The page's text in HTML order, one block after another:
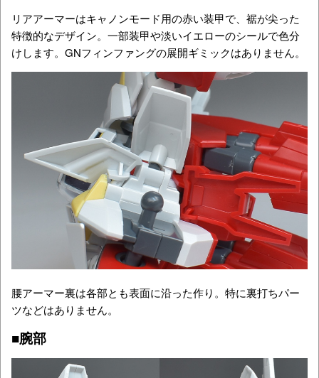
リアアーマーはキャノンモード用の赤い装甲で、裾が尖った
特徴的なデザイン。一部装甲や淡いイエローのシールで色分
けします。GNフィンファングの展開ギミックはありません。
腰アーマー裏は各部とも表面に沿った作り。特に裏打ちパー
ツなどはありません。
■腕部